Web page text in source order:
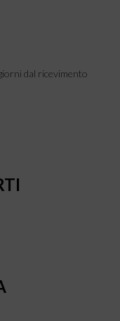
dal ricevimento